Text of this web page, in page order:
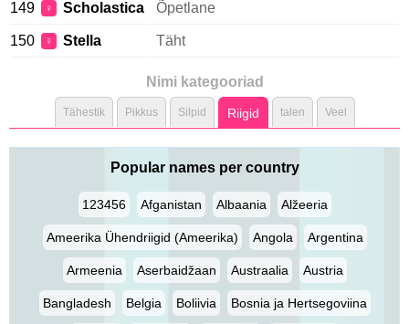
149 ♀ Scholastica Õpetlane
150 ♀ Stella Täht
Nimi kategooriad
Tähestik Pikkus Silpid Riigid talen Veel
Popular names per country
123456 Afganistan Albaania Alžeeria
Ameerika Ühendriigid (Ameerika) Angola Argentina
Armeenia Aserbaidžaan Austraalia Austria
Bangladesh Belgia Boliivia Bosnia ja Hertsegoviina